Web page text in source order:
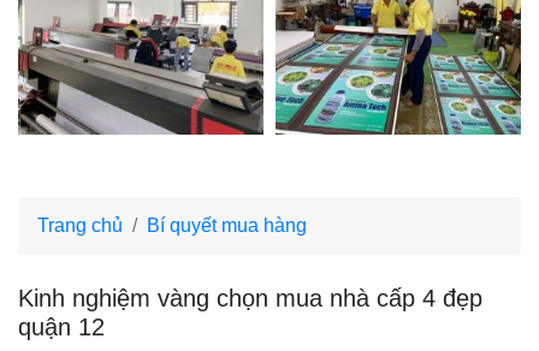
Trang chủ Bí quyết mua hàng
Kinh nghiệm vàng chọn mua nhà cấp 4 đẹp
quận 12